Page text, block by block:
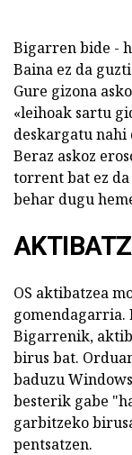
Bigarren bide -
Baina ez da
Gure gizona
«leihoak sartu
deskargatu
Beraz askoz
torrent bat ez
behar dugu
OS aktibatzea
gomendagarria.
Bigarrenik,
birus bat.
baduzu
besterik gabe
garbitzeko
pentsatzen.